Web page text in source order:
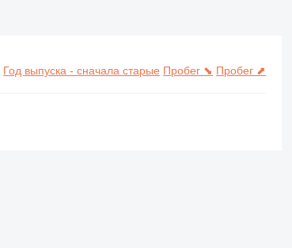
Год выпуска - сначала старые Пробег ⬊ Пробег ⬈